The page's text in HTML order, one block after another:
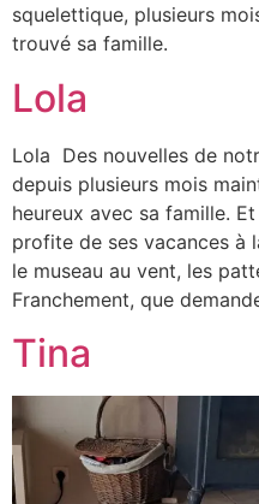
squelettique, plusieurs
trouvé sa famille.
Lola
Lola Des nouvelles de
depuis plusieurs mois
heureux avec sa famille.
profite de ses vacances à
le museau au vent, les
Franchement, que
Tina